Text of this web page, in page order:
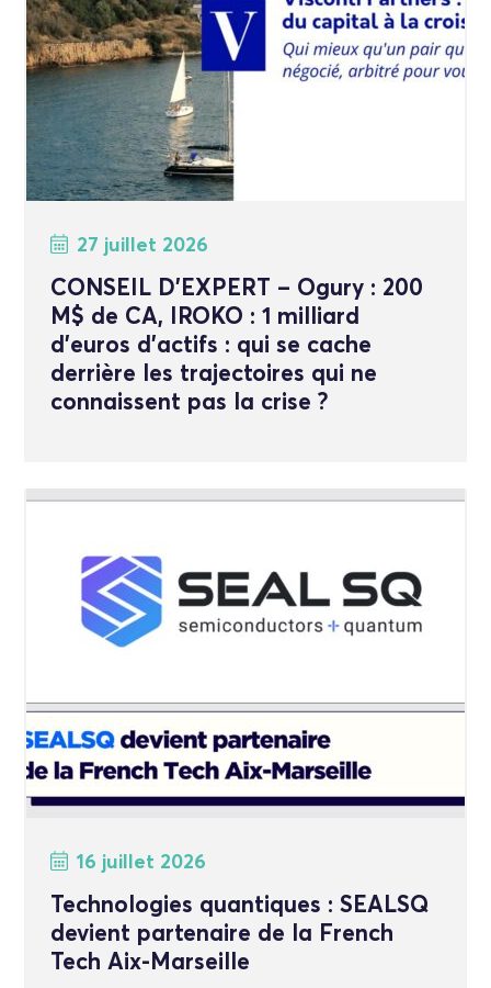
27 juillet 2026
CONSEIL D’EXPERT – Ogury : 200
M$ de CA, IROKO : 1 milliard
d’euros d’actifs : qui se cache
derrière les trajectoires qui ne
connaissent pas la crise ?
16 juillet 2026
Technologies quantiques : SEALSQ
devient partenaire de la French
Tech Aix-Marseille